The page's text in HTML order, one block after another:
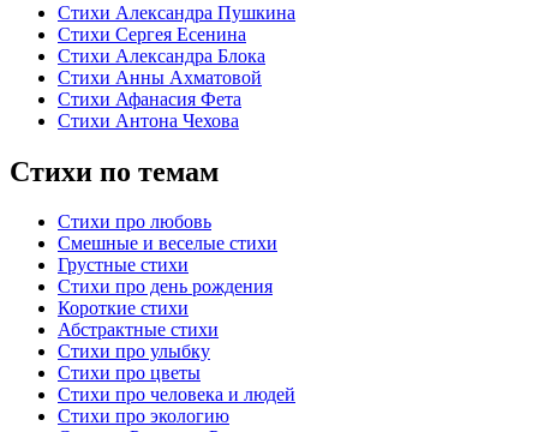
Стихи Александра Пушкина
Стихи Сергея Есенина
Стихи Александра Блока
Стихи Анны Ахматовой
Стихи Афанасия Фета
Стихи Антона Чехова
Стихи по темам
Стихи про любовь
Смешные и веселые стихи
Грустные стихи
Стихи про день рождения
Короткие стихи
Абстрактные стихи
Стихи про улыбку
Стихи про цветы
Стихи про человека и людей
Стихи про экологию